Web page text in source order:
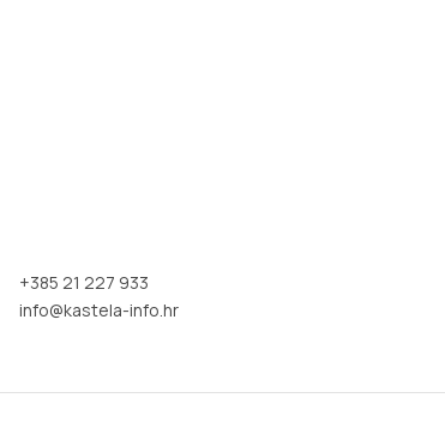
+385 21 227 933
info@kastela-info.hr